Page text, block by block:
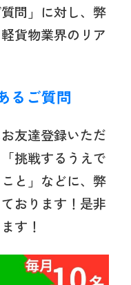
から
募はこち
ております
問」に対し、弊
貨物業界のリア
るご質問
友達登録いただ
挑戦するうえで
と」などに、弊
おります！是非
す！